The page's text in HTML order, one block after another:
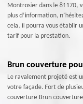
Montrosier dans le 81170,
plus d’information,
cela, il pourra vous établir
tarif pour la prestation.
Brun couverture
Le ravalement projeté est
votre façade. Fort de
couverture Brun